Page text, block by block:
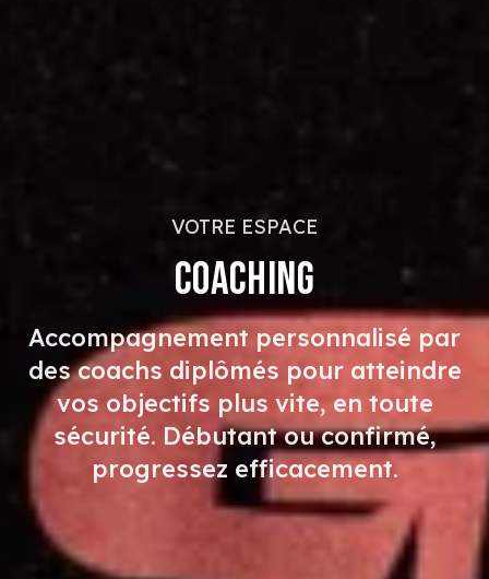
VOTRE ESPACE
COACHING
Accompagnement personnalisé par
des coachs diplômés pour atteindre
vos objectifs plus vite, en toute
sécurité. Débutant ou confirmé,
progressez efficacement.